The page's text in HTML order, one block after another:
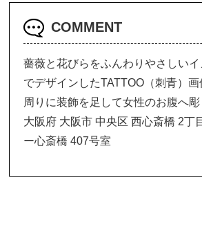
COMMENT
薔薇と花びらをふんわりやさしい
でデザインしたTATTOO（刺青）画
周りに装飾を足して女性のお腹へ彫
大阪府 大阪市 中央区 西心斎橋 2丁
ー心斎橋 407号室